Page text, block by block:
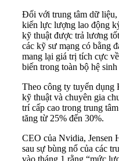
Đối với trung tâm dữ liệu,
kiến lực lượng lao động
kỹ thuật được trả lương
các kỹ sư mạng có bằng
mang lại giá trị tích cực
biến trong toàn bộ hệ
Theo công ty tuyển dụng
kỹ thuật và chuyên gia
trí cấp cao trong trung
tăng từ 25% đến 30%.
CEO của Nvidia, Jensen
sau sự bùng nổ của các
vào tháng 1 rằng “mức